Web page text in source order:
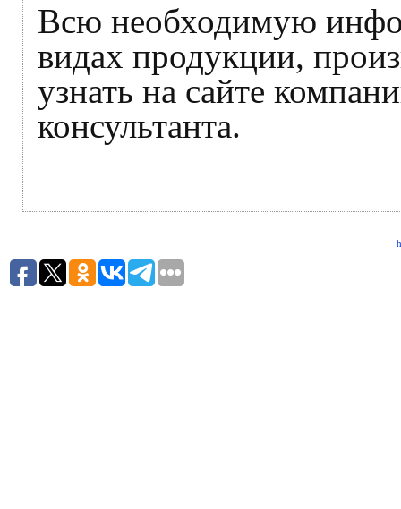
Всю необходимую
видах продукции,
узнать на сайте
консультанта.